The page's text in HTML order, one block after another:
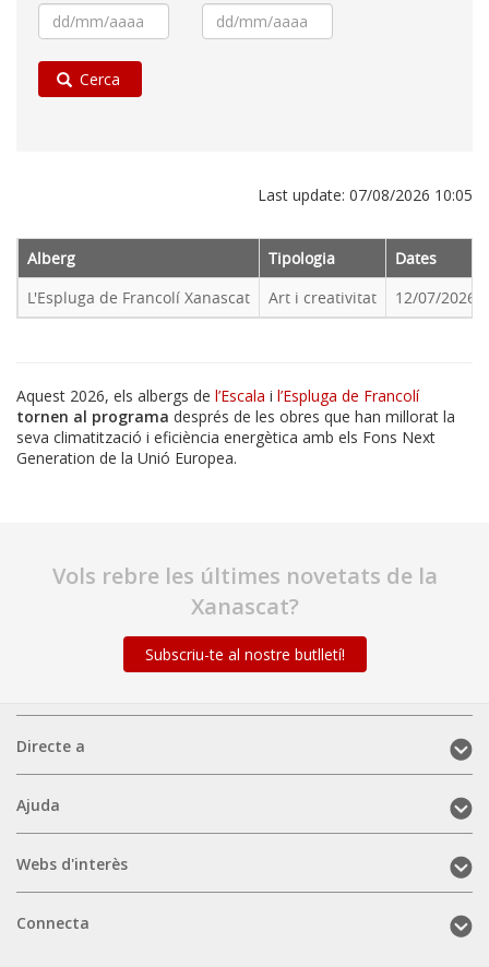
Cerca
Last update: 07/08/2026 10:05
Alberg Tipologia
Dates
L'Espluga de Francolí Xanascat
Art i creativitat 12/07/2026
Aquest 2026, els albergs de l’Escala i l’Espluga de Francolí
tornen al programa després de les obres que han millorat la
seva climatització i eficiència energètica amb els Fons Next
Generation de la Unió Europea.
Vols rebre les últimes novetats de la
Xanascat?
Subscriu-te al nostre butlletí!
Directe
a
Directe a
Ajuda
(mobile)
Ajuda
Webs
d'interès
Webs d'interès
Connecta
Connecta